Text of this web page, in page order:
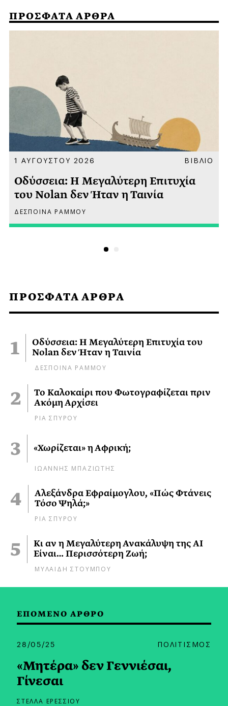
ΠΡΟΣΦΑΤΑ ΑΡΘΡΑ
Οδύσσεια: Η Μεγαλύτερη Επιτυχία του
Nolan δεν Ήταν η Ταινία
ΔΕΣΠΟΙΝΑ ΡΑΜΜΟΥ
Το Καλοκαίρι που Φωτογραφίζεται πριν
Ακόμη Αρχίσει
ΡΙΑ ΣΠΥΡΟΥ
«Χωρίζεται» η Αφρική;
ΙΩΑΝΝΗΣ ΜΠΑΖΙΩΤΗΣ
Αλεξάνδρα Εφραίμογλου, «Πώς Φτάνεις
Τόσο Ψηλά;»
ΡΙΑ ΣΠΥΡΟΥ
Κι αν η Μεγαλύτερη Ανακάλυψη της AI
Είναι… Περισσότερη Ζωή;
ΜΥΛΑΙΔΗ ΣΤΟΥΜΠΟΥ
ΠΡΟΣΦΑΤΑ ΑΡΘΡΑ
1 ΑΥΓΟΥΣΤΟΥ 2026 ΒΙΒΛΙΟ
Οδύσσεια: Η Μεγαλύτερη Επιτυχία
του Nolan δεν Ήταν η Ταινία
ΔΕΣΠΟΙΝΑ ΡΑΜΜΟΥ
ΕΠΟΜΕΝΟ ΑΡΘΡΟ
28/05/25 ΠΟΛΙΤΙΣΜΟΣ
«Μητέρα» δεν Γεννιέσαι,
Γίνεσαι
ΣΤΕΛΛΑ ΕΡΕΣΣΙΟΥ